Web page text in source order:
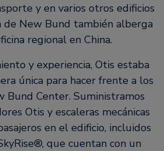
y en varios otros edificios
de New Bund también alberga
regional en China.
y experiencia, Otis estaba
única para hacer frente a los
Bund Center. Suministramos
Otis y escaleras mecánicas
en el edificio, incluidos
que cuentan con un